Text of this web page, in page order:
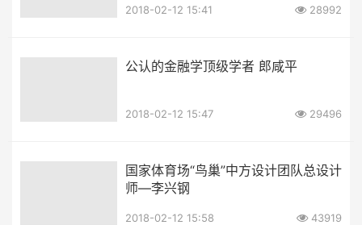
2018-02-12 15:41 28992
公认的金融学顶级学者 郎咸平
2018-02-12 15:47 29496
国家体育场“鸟巢”中方设计团队总设计
师—李兴钢
2018-02-12 15:58 43919